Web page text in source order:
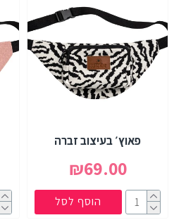
פאוץ׳ בעיצוב זברה
₪69.00
הוסף לסל